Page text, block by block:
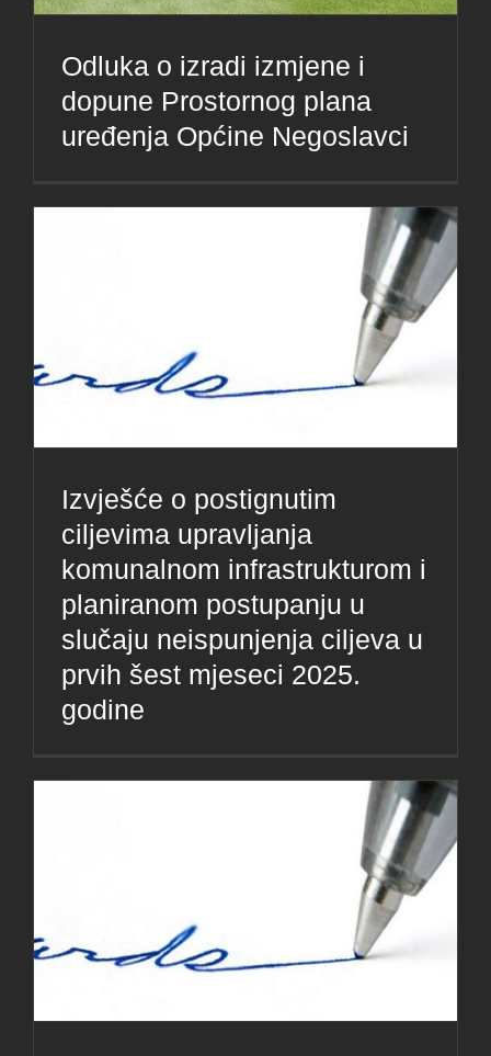
Odluka o izradi izmjene i
dopune Prostornog plana
uređenja Općine Negoslavci
Izvješće o postignutim
ciljevima upravljanja
komunalnom infrastrukturom i
planiranom postupanju u
slučaju neispunjenja ciljeva u
prvih šest mjeseci 2025.
godine